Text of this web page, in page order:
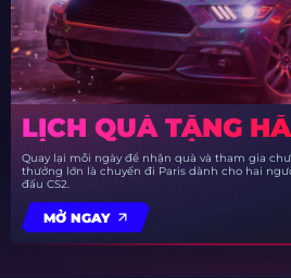
LỊCH QUÀ TẶNG
Quay lại mỗi ngày để nhận quà và tham gia
thưởng lớn là chuyến đi Paris dành cho hai
đấu CS2.
MỞ NGAY